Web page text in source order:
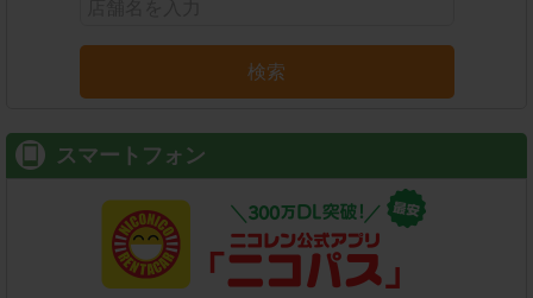
検索
スマートフォン